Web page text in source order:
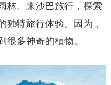
林。来沙巴旅行，探索
独特旅行体验。因为，
很多神奇的植物。